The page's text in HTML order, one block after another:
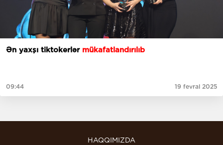
Ən yaxşı tiktokerlər mükafatlandırılıb
09:44 19 fevral 2025
HAQQIMIZDA